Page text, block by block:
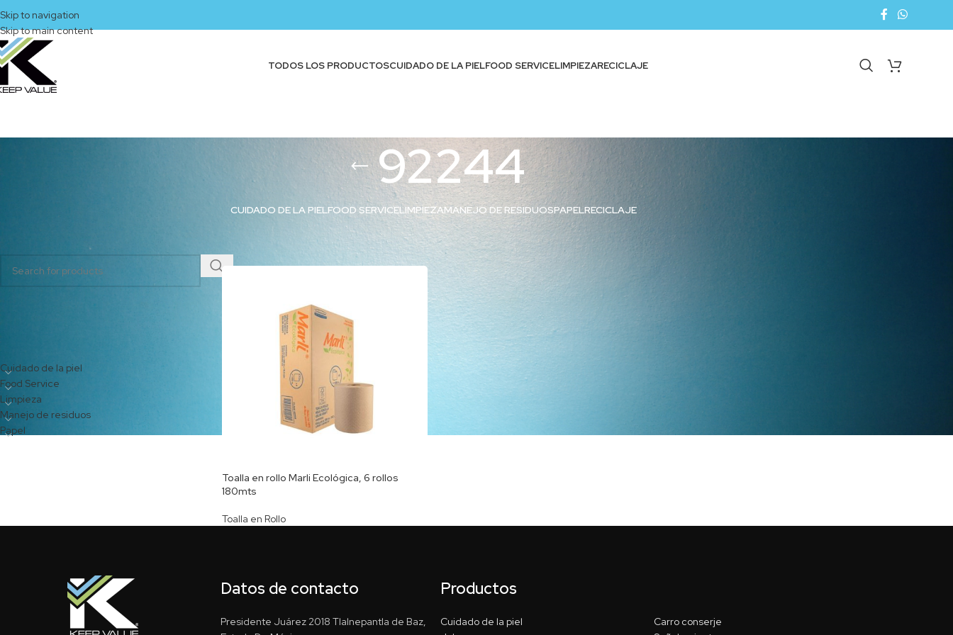
Skip to navigation
Skip to main content
TODOS LOS PRODUCTOSCUIDADO DE LA PIELFOOD SERVICELIMPIEZARECICLAJE
92244
CUIDADO DE LA PIELFOOD SERVICELIMPIEZAMANEJO DE RESIDUOSPAPELRECICLAJE
Cuidado de la piel
Food Service
Limpieza
Manejo de residuos
Papel
Productos etiquetados “92244” Show 18 24
Toalla en rollo Marli Ecológica, 6 rollos
180mts
Toalla en Rollo
Datos de contacto
Presidente Juárez 2018 Tlalnepantla de Baz,
Productos
Cuidado de la piel
Carro conserje